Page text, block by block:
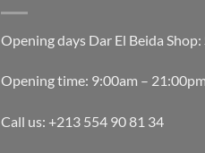
Opening days Dar El Beida
Opening time: 9:00am – 21:00pm
Call us: +213 554 90 81 34